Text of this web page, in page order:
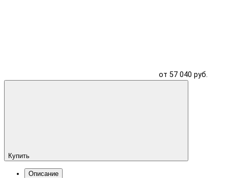
от 57 040 руб.
Купить
Описание